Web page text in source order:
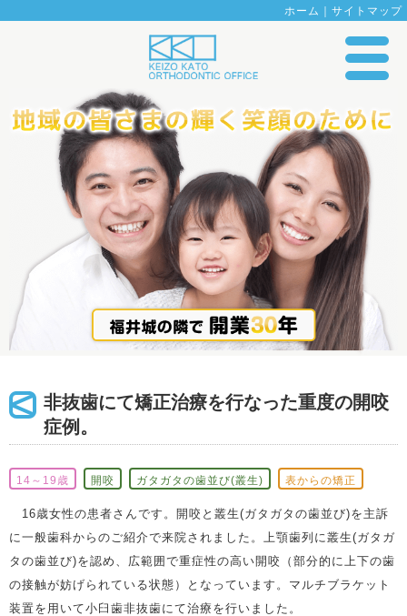
ホーム ｜ サイトマップ
非抜歯にて矯正治療を行なった重度の開咬
症例。
14～19歳 開咬 ガタガタの歯並び(叢生) 表からの矯正
16歳女性の患者さんです。開咬と叢生(ガタガタの歯並び)を主訴
に一般歯科からのご紹介で来院されました。上顎歯列に叢生(ガタガ
タの歯並び)を認め、広範囲で重症性の高い開咬（部分的に上下の歯
の接触が妨げられている状態）となっています。マルチブラケット
装置を用いて小臼歯非抜歯にて治療を行いました。